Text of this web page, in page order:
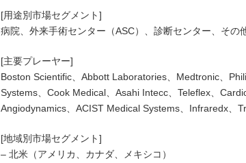
[用途別市場セグメント]
病院、外来手術センター（ASC）、診断センター、その
[主要プレーヤー]
Boston Scientific、Abbott Laboratories、Medtronic、
Systems、Cook Medical、Asahi Intecc、Teleflex、
Angiodynamics、ACIST Medical Systems、Infraredx、
[地域別市場セグメント]
– 北米（アメリカ、カナダ、メキシコ）